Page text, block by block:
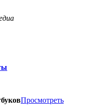
Просмотреть